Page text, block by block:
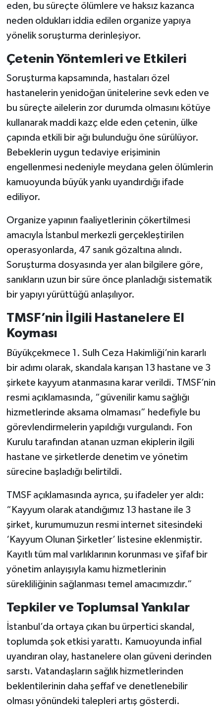
eden, bu süreçte ölümlere ve haksız kazanca
neden oldukları iddia edilen organize yapıya
yönelik soruşturma derinleşiyor.
Çetenin Yöntemleri ve Etkileri
Soruşturma kapsamında, hastaları özel
hastanelerin yenidoğan ünitelerine sevk eden ve
bu süreçte ailelerin zor durumda olmasını kötüye
kullanarak maddi kazç elde eden çetenin, ülke
çapında etkili bir ağı bulunduğu öne sürülüyor.
Bebeklerin uygun tedaviye erişiminin
engellenmesi nedeniyle meydana gelen ölümlerin
kamuoyunda büyük yankı uyandırdığı ifade
ediliyor.
Organize yapının faaliyetlerinin çökertilmesi
amacıyla İstanbul merkezli gerçekleştirilen
operasyonlarda, 47 sanık gözaltına alındı.
Soruşturma dosyasında yer alan bilgilere göre,
sanıkların uzun bir süre önce planladığı sistematik
bir yapıyı yürüttüğü anlaşılıyor.
TMSF’nin İlgili Hastanelere El
Koyması
Büyükçekmece 1. Sulh Ceza Hakimliği’nin kararlı
bir adımı olarak, skandala karışan 13 hastane ve 3
şirkete kayyum atanmasına karar verildi. TMSF’nin
resmi açıklamasında, “güvenilir kamu sağlığı
hizmetlerinde aksama olmaması” hedefiyle bu
görevlendirmelerin yapıldığı vurgulandı. Fon
Kurulu tarafından atanan uzman ekiplerin ilgili
hastane ve şirketlerde denetim ve yönetim
sürecine başladığı belirtildi.
TMSF açıklamasında ayrıca, şu ifadeler yer aldı:
“Kayyum olarak atandığımız 13 hastane ile 3
şirket, kurumumuzun resmi internet sitesindeki
‘Kayyum Olunan Şirketler’ listesine eklenmiştir.
Kayıtlı tüm mal varlıklarının korunması ve şïfaf bir
yönetim anlayışıyla kamu hizmetlerinin
sürekliliğinin sağlanması temel amacımızdır.”
Tepkiler ve Toplumsal Yankılar
İstanbul’da ortaya çıkan bu ürpertici skandal,
toplumda şok etkisi yarattı. Kamuoyunda infial
uyandıran olay, hastanelere olan güveni derinden
sarstı. Vatandaşların sağlık hizmetlerinden
beklentilerinin daha şeffaf ve denetlenebilir
olması yönündeki talepleri artış gösterdi.